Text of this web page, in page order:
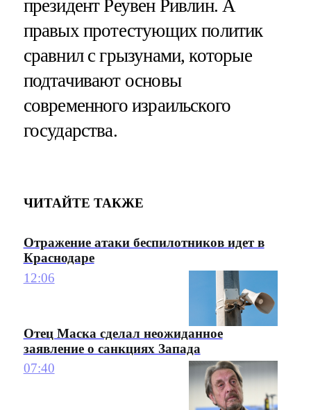
президент Реувен Ривлин. А
правых протестующих политик
сравнил с грызунами, которые
подтачивают основы
современного израильского
государства.
ЧИТАЙТЕ ТАКЖЕ
Отражение атаки беспилотников идет в
Краснодаре
12:06
Отец Маска сделал неожиданное
заявление о санкциях Запада
07:40